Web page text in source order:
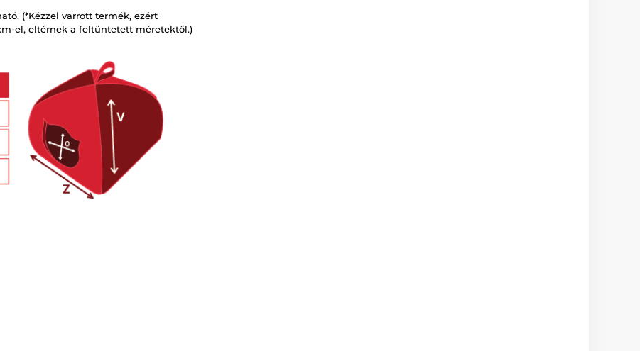
(*Kézzel varrott termék, ezért
el, eltérnek a feltüntetett méretektől.)